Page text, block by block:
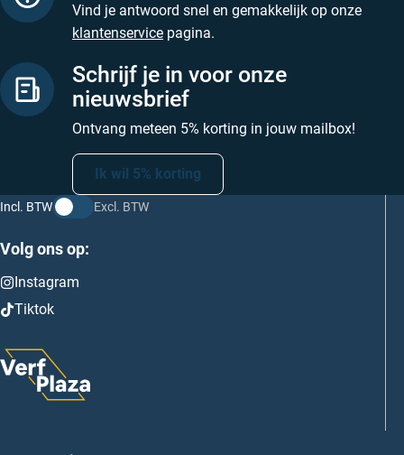
Vind je antwoord snel en gemakkelijk op onze
klantenservice pagina.
Schrijf je in voor onze
nieuwsbrief
Ontvang meteen 5% korting in jouw mailbox!
Ik wil 5% korting
Incl. BTW Excl. BTW
Volg ons op:
Instagram
Tiktok